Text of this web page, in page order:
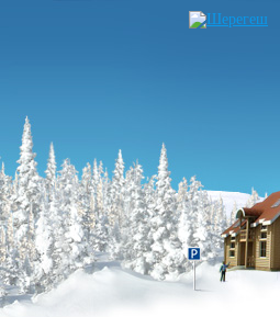
Перейти к основному содержанию